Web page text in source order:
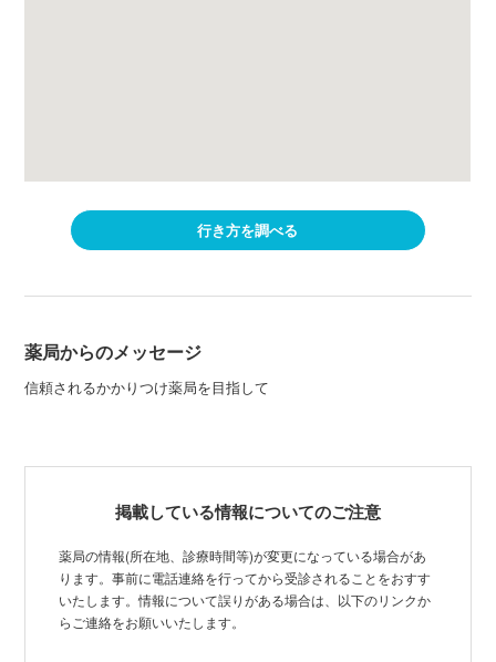
行き方を調べる
薬局からのメッセージ
信頼されるかかりつけ薬局を目指して
掲載している情報についてのご注意
薬局の情報(所在地、診療時間等)が変更になっている場合があ
ります。事前に電話連絡を行ってから受診されることをおすす
いたします。情報について誤りがある場合は、以下のリンクか
らご連絡をお願いいたします。